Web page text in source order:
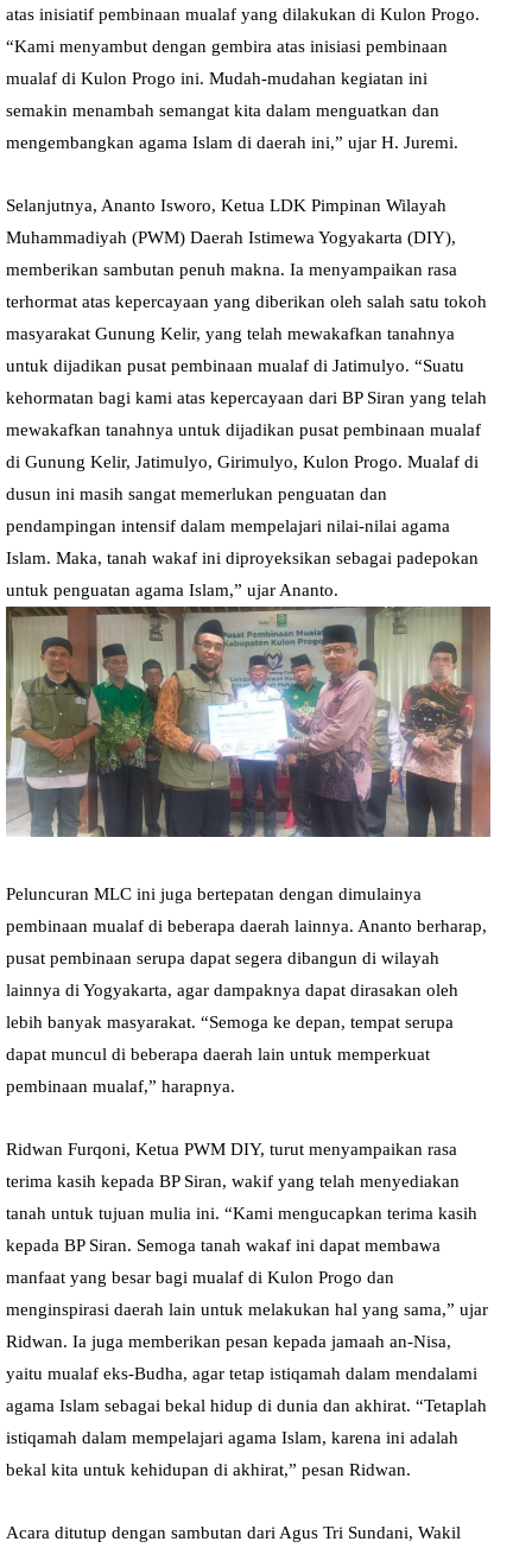
atas inisiatif pembinaan mualaf yang dilakukan di Kulon Progo.
“Kami menyambut dengan gembira atas inisiasi pembinaan
mualaf di Kulon Progo ini. Mudah-mudahan kegiatan ini
semakin menambah semangat kita dalam menguatkan dan
mengembangkan agama Islam di daerah ini,” ujar H. Juremi.
Selanjutnya, Ananto Isworo, Ketua LDK Pimpinan Wilayah
Muhammadiyah (PWM) Daerah Istimewa Yogyakarta (DIY),
memberikan sambutan penuh makna. Ia menyampaikan rasa
terhormat atas kepercayaan yang diberikan oleh salah satu tokoh
masyarakat Gunung Kelir, yang telah mewakafkan tanahnya
untuk dijadikan pusat pembinaan mualaf di Jatimulyo. “Suatu
kehormatan bagi kami atas kepercayaan dari BP Siran yang telah
mewakafkan tanahnya untuk dijadikan pusat pembinaan mualaf
di Gunung Kelir, Jatimulyo, Girimulyo, Kulon Progo. Mualaf di
dusun ini masih sangat memerlukan penguatan dan
pendampingan intensif dalam mempelajari nilai-nilai agama
Islam. Maka, tanah wakaf ini diproyeksikan sebagai padepokan
untuk penguatan agama Islam,” ujar Ananto.
Peluncuran MLC ini juga bertepatan dengan dimulainya
pembinaan mualaf di beberapa daerah lainnya. Ananto berharap,
pusat pembinaan serupa dapat segera dibangun di wilayah
lainnya di Yogyakarta, agar dampaknya dapat dirasakan oleh
lebih banyak masyarakat. “Semoga ke depan, tempat serupa
dapat muncul di beberapa daerah lain untuk memperkuat
pembinaan mualaf,” harapnya.
Ridwan Furqoni, Ketua PWM DIY, turut menyampaikan rasa
terima kasih kepada BP Siran, wakif yang telah menyediakan
tanah untuk tujuan mulia ini. “Kami mengucapkan terima kasih
kepada BP Siran. Semoga tanah wakaf ini dapat membawa
manfaat yang besar bagi mualaf di Kulon Progo dan
menginspirasi daerah lain untuk melakukan hal yang sama,” ujar
Ridwan. Ia juga memberikan pesan kepada jamaah an-Nisa,
yaitu mualaf eks-Budha, agar tetap istiqamah dalam mendalami
agama Islam sebagai bekal hidup di dunia dan akhirat. “Tetaplah
istiqamah dalam mempelajari agama Islam, karena ini adalah
bekal kita untuk kehidupan di akhirat,” pesan Ridwan.
Acara ditutup dengan sambutan dari Agus Tri Sundani, Wakil